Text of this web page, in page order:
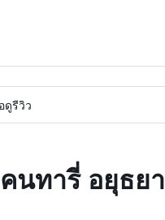
ดูรีวิว
นทารี่ อยุธยา